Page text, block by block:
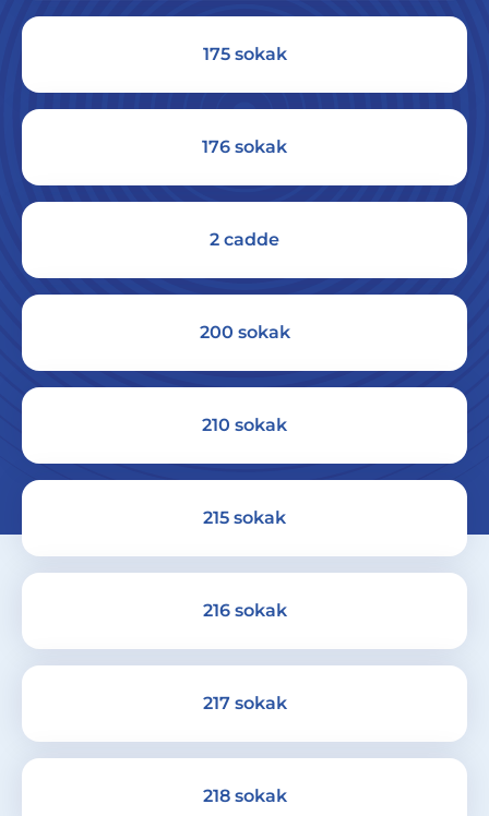
175 sokak
176 sokak
2 cadde
200 sokak
210 sokak
215 sokak
216 sokak
217 sokak
218 sokak